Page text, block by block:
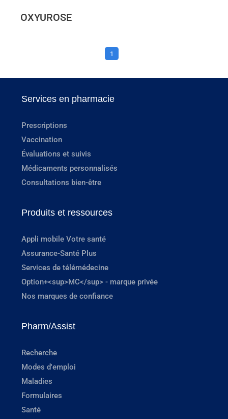
OXYUROSE
1
Services en pharmacie
Prescriptions
Vaccination
Évaluations et suivis
Médicaments personnalisés
Consultations bien-être
Produits et ressources
Appli mobile Votre santé
Assurance-Santé Plus
Services de télémédecine
Option+<sup>MC</sup> - marque privée
Nos marques de confiance
Pharm/Assist
Recherche
Modes d'emploi
Maladies
Formulaires
Santé